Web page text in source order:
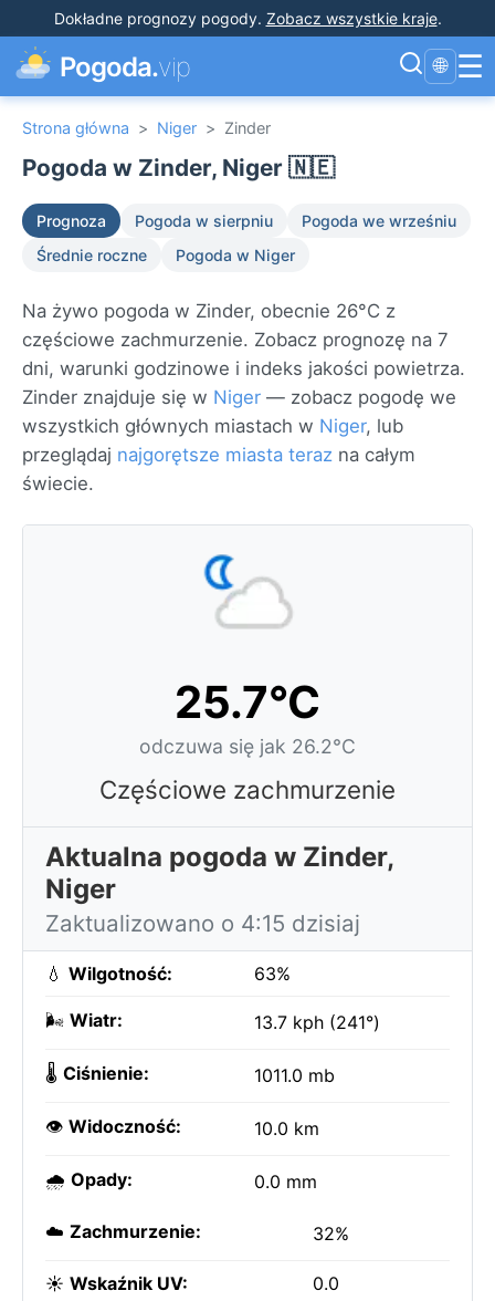
Dokładne prognozy pogody. Zobacz wszystkie kraje.
Pogoda.vip 🌐 ☰
Strona główna > Niger > Zinder
Pogoda w Zinder, Niger 🇳🇪
Prognoza Pogoda w sierpniu
Pogoda we wrześniu
Średnie roczne
Pogoda w Niger
Na żywo pogoda w Zinder, obecnie 26°C z
częściowe zachmurzenie. Zobacz prognozę na 7
dni, warunki godzinowe i indeks jakości powietrza.
Zinder znajduje się w Niger — zobacz pogodę we
wszystkich głównych miastach w Niger, lub
przeglądaj najgorętsze miasta teraz na całym
świecie.
25.7°C
odczuwa się jak 26.2°C
Częściowe zachmurzenie
Aktualna pogoda w Zinder,
Niger
Zaktualizowano o 4:15 dzisiaj
💧 Wilgotność: 63%
🌬️ Wiatr: 13.7 kph (241°)
🌡️ Ciśnienie: 1011.0 mb
👁️ Widoczność: 10.0 km
🌧️ Opady: 0.0 mm
☁️ Zachmurzenie: 32%
☀️ Wskaźnik UV: 0.0